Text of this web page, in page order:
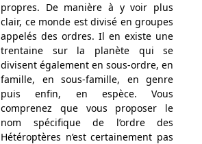
propres. De manière à y voir plus
clair, ce monde est divisé en groupes
appelés des ordres. Il en existe une
trentaine sur la planète qui se
divisent également en sous-ordre, en
famille, en sous-famille, en genre
puis enfin, en espèce. Vous
comprenez que vous proposer le
nom spécifique de l’ordre des
Hétéroptères n’est certainement pas